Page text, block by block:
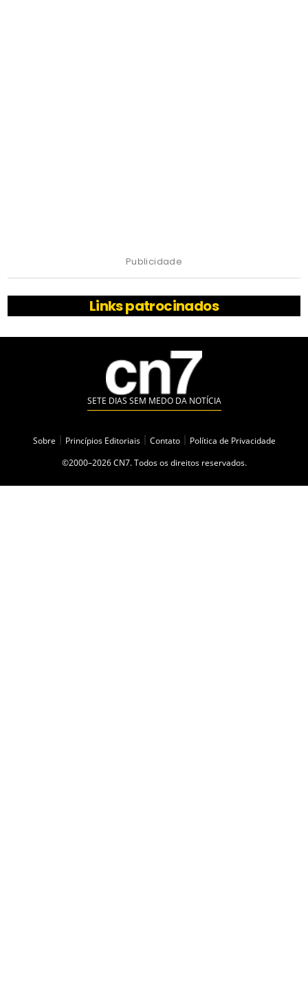
Publicidade
Links patrocinados
SETE DIAS SEM MEDO DA NOTÍCIA
Sobre Princípios Editoriais Contato
Política de Privacidade
©2000–2026 CN7. Todos os direitos reservados.